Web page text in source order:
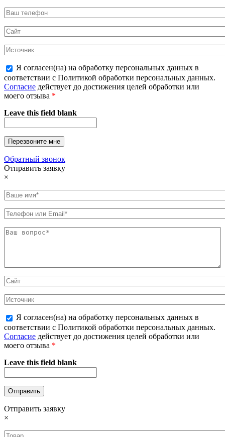
Я согласен(на) на обработку персональных данных в
соответствии с Политикой обработки персональных данных.
Согласие действует до достижения целей обработки или
моего отзыва *
Leave this field blank
Обратный звонок
Отправить заявку
×
Я согласен(на) на обработку персональных данных в
соответствии с Политикой обработки персональных данных.
Согласие действует до достижения целей обработки или
моего отзыва *
Leave this field blank
Отправить заявку
×